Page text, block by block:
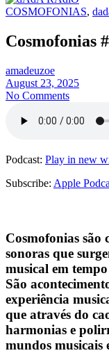
COSMOFONIAS,
Cosmofonias
amadeuzoe
August 23, 2025
No Comments
Podcast: Play in new
Subscribe: Apple
Cosmofonias são
sonoras que
musical em
São
experiência
que através do
harmonias e
mundos musicais